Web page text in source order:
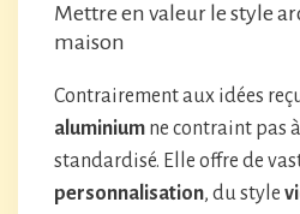
Mettre en valeur le style
maison
Contrairement aux idées
aluminium ne contraint pas
standardisé. Elle offre de
personnalisation, du style